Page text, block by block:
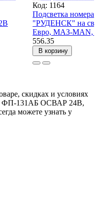
Код: 1164
Подсветка номера
"РУДЕНСК" на
Евро, МАЗ-MAN,
556.35
В корзину
скидках и условиях
ФП-131АБ ОСВАР 24В,
можете узнать у